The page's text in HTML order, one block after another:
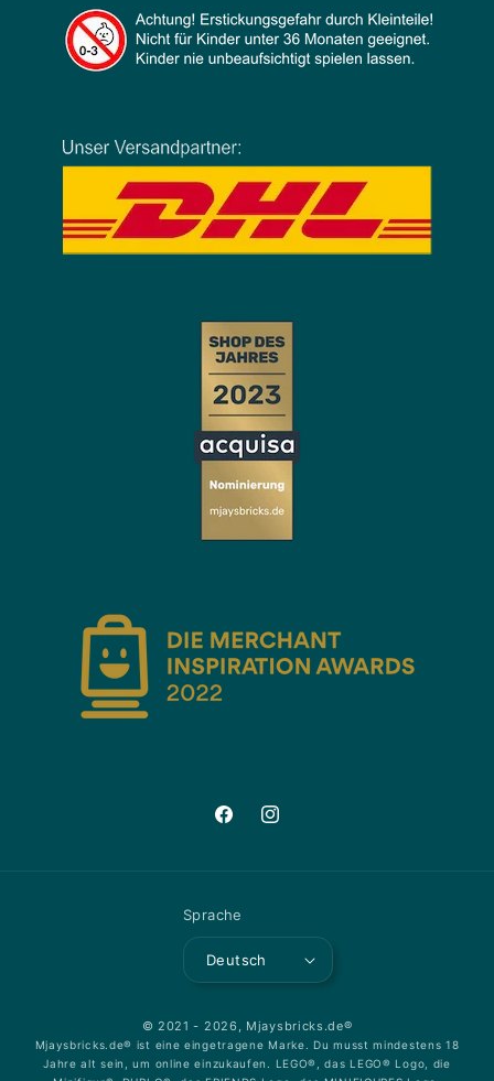
FacebookInstagram
Sprache
Deutsch
© 2021 - 2026, Mjaysbricks.de®
Mjaysbricks.de® ist eine eingetragene Marke. Du musst mindestens 18
Jahre alt sein, um online einzukaufen. LEGO®, das LEGO® Logo, die